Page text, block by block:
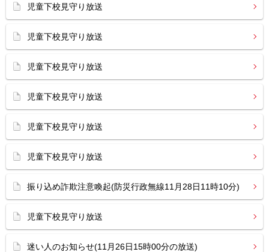
児童下校見守り放送
児童下校見守り放送
児童下校見守り放送
児童下校見守り放送
児童下校見守り放送
児童下校見守り放送
振り込め詐欺注意喚起(防災行政無線11月28日11時10分)
児童下校見守り放送
迷い人のお知らせ(11月26日15時00分の放送)